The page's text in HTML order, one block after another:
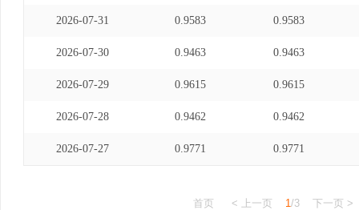
2026-07-31 0.9583 0.9583
2026-07-30 0.9463 0.9463
2026-07-29 0.9615 0.9615
2026-07-28 0.9462 0.9462
2026-07-27 0.9771 0.9771
首页 < 上一页 1/3 下一页 >